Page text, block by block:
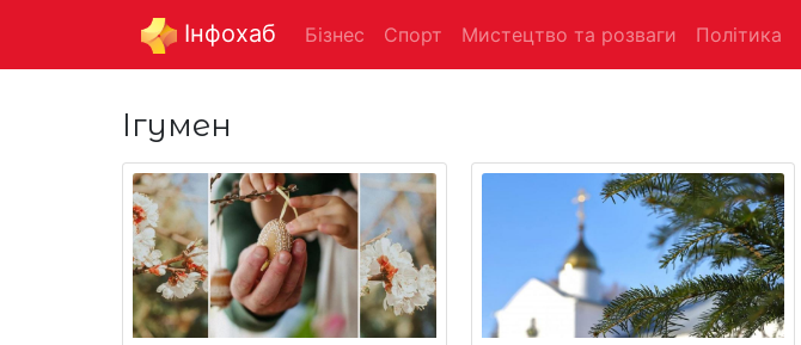
Інфохаб Бізнес Спорт Мистецтво та розваги Політика
Ігумен